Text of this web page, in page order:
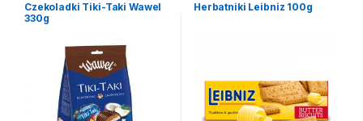
Czekoladki Tiki-Taki Wawel
330g
Herbatniki Leibniz 100g